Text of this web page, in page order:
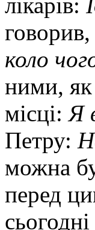
коло
ними, як
місці:Я
Петру:
можна
перед